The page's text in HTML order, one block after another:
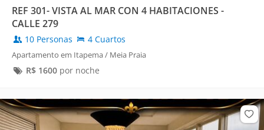
REF 301- VISTA AL MAR CON 4 HABITACIONES -
CALLE 279
10 Personas 4 Cuartos
Apartamento em Itapema / Meia Praia
R$ 1600por noche